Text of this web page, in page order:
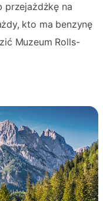
przejażdżkę na
kto ma benzynę
Muzeum Rolls-